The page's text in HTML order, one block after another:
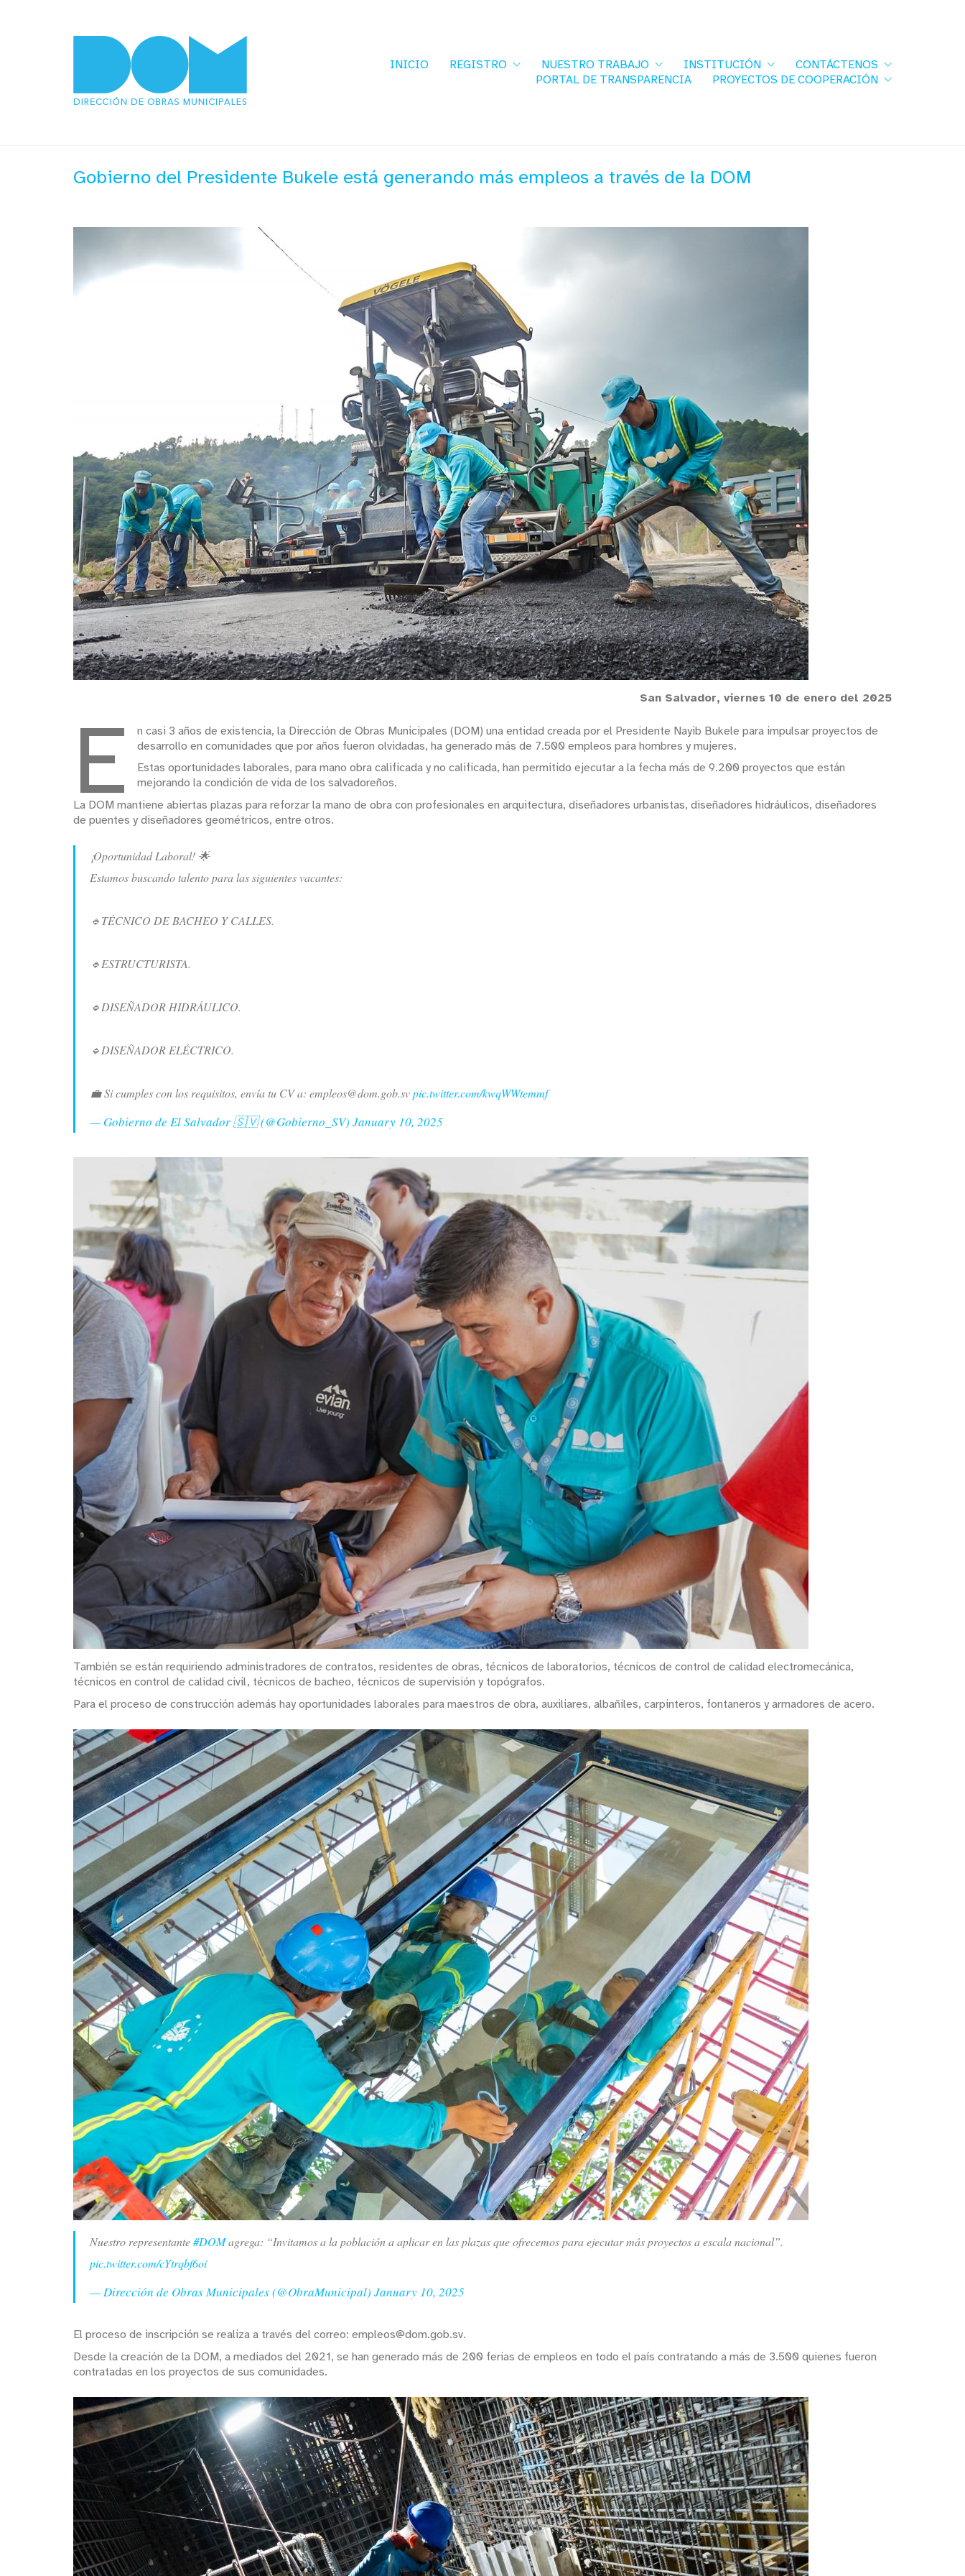
INICIO REGISTRO NUESTRO TRABAJO INSTITUCIÓN
CONTÁCTENOS
PORTAL DE TRANSPARENCIA
PROYECTOS DE COOPERACIÓN
Gobierno del Presidente Bukele está generando más empleos a través de la DOM
San Salvador, viernes 10 de enero del 2025
E
n casi 3 años de existencia, la Dirección de Obras Municipales (DOM) una entidad creada por el Presidente Nayib Bukele para impulsar proyectos de
desarrollo en comunidades que por años fueron olvidadas, ha generado más de 7.500 empleos para hombres y mujeres.
Estas oportunidades laborales, para mano obra calificada y no calificada, han permitido ejecutar a la fecha más de 9.200 proyectos que están
mejorando la condición de vida de los salvadoreños.
La DOM mantiene abiertas plazas para reforzar la mano de obra con profesionales en arquitectura, diseñadores urbanistas, diseñadores hidráulicos, diseñadores
de puentes y diseñadores geométricos, entre otros.
¡Oportunidad Laboral! 🌟
Estamos buscando talento para las siguientes vacantes:
🔹TÉCNICO DE BACHEO Y CALLES.
🔹ESTRUCTURISTA.
🔹DISEÑADOR HIDRÁULICO.
🔹DISEÑADOR ELÉCTRICO.
💼 Si cumples con los requisitos, envía tu CV a: empleos@dom.gob.svpic.twitter.com/kwqWWtemmf
— Gobierno de El Salvador 🇸🇻 (@Gobierno_SV) January 10, 2025
También se están requiriendo administradores de contratos, residentes de obras, técnicos de laboratorios, técnicos de control de calidad electromecánica,
técnicos en control de calidad civil, técnicos de bacheo, técnicos de supervisión y topógrafos.
Para el proceso de construcción además hay oportunidades laborales para maestros de obra, auxiliares, albañiles, carpinteros, fontaneros y armadores de acero.
Nuestro representante#DOMagrega: “Invitamos a la población a aplicar en las plazas que ofrecemos para ejecutar más proyectos a escala nacional”.
pic.twitter.com/cYtrqbf6oi
— Dirección de Obras Municipales (@ObraMunicipal) January 10, 2025
El proceso de inscripción se realiza a través del correo: empleos@dom.gob.sv.
Desde la creación de la DOM, a mediados del 2021, se han generado más de 200 ferias de empleos en todo el país contratando a más de 3.500 quienes fueron
contratadas en los proyectos de sus comunidades.